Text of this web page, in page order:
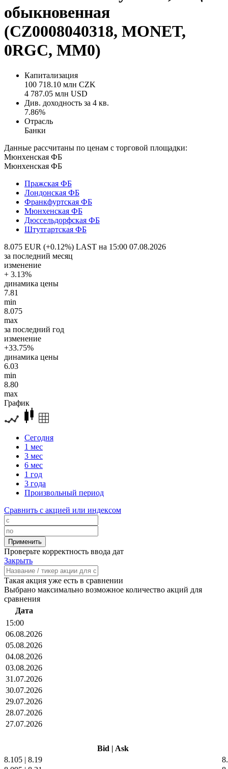
обыкновенная
(CZ0008040318, MONET,
0RGC, MM0)
Капитализация
100 718.10 млн CZK
4 787.05 млн USD
Див. доходность за 4 кв.
7.86%
Отрасль
Банки
Данные рассчитаны по ценам с торговой площадки:
Мюнхенская ФБ
Мюнхенская ФБ
Пражская ФБ
Лондонская ФБ
Франкфуртская ФБ
Мюнхенская ФБ
Дюссельдорфская ФБ
Штутгартская ФБ
8.075 EUR (+0.12%) LAST на 15:00 07.08.2026
за последний месяц
изменение
+ 3.13%
динамика цены
7.81
min
8.075
max
за последний год
изменение
+33.75%
динамика цены
6.03
min
8.80
max
График
Сегодня
1 мес
3 мес
6 мес
1 год
3 года
Произвольный период
Сравнить с акцией или индексом
Проверьте корректность ввода дат
Закрыть
Такая акция уже есть в сравнении
Выбрано максимально возможное количество акций для
сравнения
Дата
15:00
06.08.2026
05.08.2026
04.08.2026
03.08.2026
31.07.2026
30.07.2026
29.07.2026
28.07.2026
27.07.2026
Bid | Ask
8.105 | 8.19